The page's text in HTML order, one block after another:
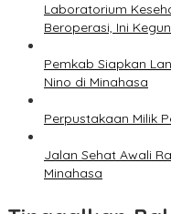
Laboratorium
Beroperasi, Ini
Pemkab Siapkan
Nino di Minahasa
Perpustakaan Milik
Jalan Sehat Awali
Minahasa